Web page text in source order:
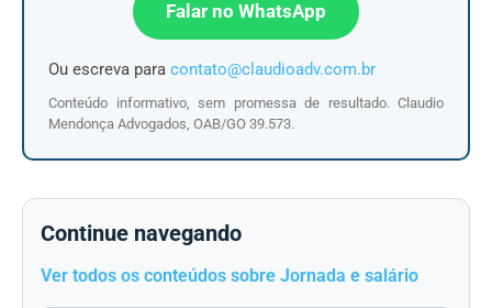
Falar no WhatsApp
Ou escreva para contato@claudioadv.com.br
Conteúdo informativo, sem promessa de resultado. Claudio
Mendonça Advogados, OAB/GO 39.573.
Continue navegando
Ver todos os conteúdos sobre Jornada e salário